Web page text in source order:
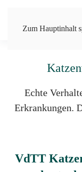
Zum Hauptinhalt
Echte
Erkrankungen.
VdTT